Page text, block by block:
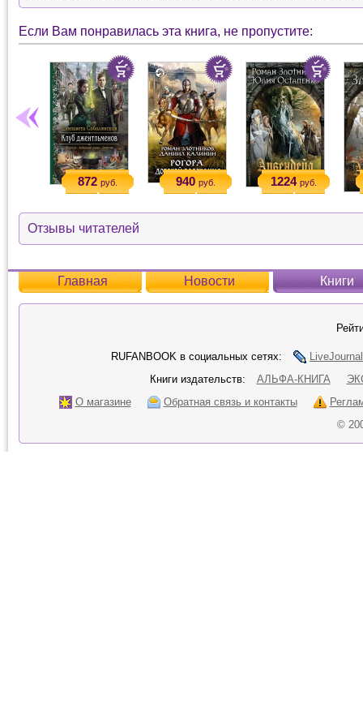
Если Вам понравилась эта книга, не пропустите:
872 руб. 940 руб. 1224 руб.
Отзывы читателей
Главная Новости Книги
RUFANBOOK в социальных сетях:
LiveJournal
Книги издательств:
АЛЬФА-КНИГА
О магазине
Обратная связь и контакты
©